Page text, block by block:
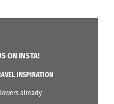
ON INSTA!
INSPIRATION
already